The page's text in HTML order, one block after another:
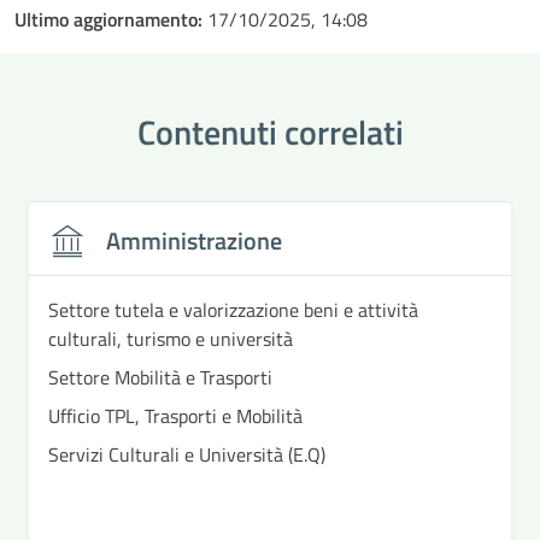
Ultimo aggiornamento: 17/10/2025, 14:08
Contenuti correlati
Amministrazione
Settore tutela e valorizzazione beni e attività
culturali, turismo e università
Settore Mobilità e Trasporti
Ufficio TPL, Trasporti e Mobilità
Servizi Culturali e Università (E.Q)